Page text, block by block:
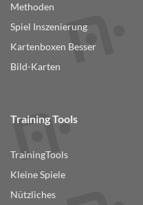
Methoden
Spiel Inszenierung
Kartenboxen Besser
Bild-Karten
Training Tools
TrainingTools
Kleine Spiele
Nützliches